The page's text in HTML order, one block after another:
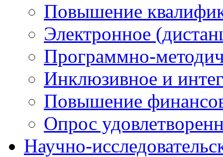
Повышение
Электронное
Программно-
Инклюзивное и
Повышение
Опрос
Научно-